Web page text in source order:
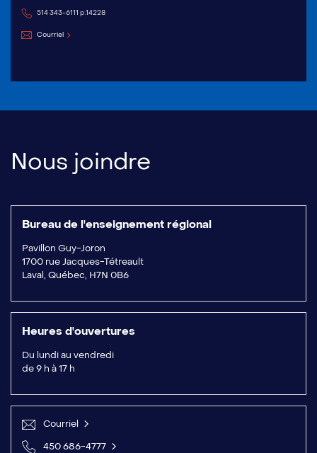
514 343-6111 p.14228
Courriel
Nous joindre
Bureau de l'enseignement régional
Pavillon Guy-Joron
1700 rue Jacques-Tétreault
Laval, Québec, H7N 0B6
Heures d'ouvertures
Du lundi au vendredi
de 9 h à 17 h
Courriel
450 686-4777